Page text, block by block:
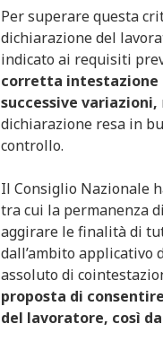
Per superare questa
dichiarazione del
indicato ai requisiti
corretta intestazione
successive variazioni,
dichiarazione resa in
controllo.
Il Consiglio Nazionale
tra cui la permanenza
aggirare le finalità di
dall’ambito applicativo
assoluto di
proposta di
del lavoratore, così